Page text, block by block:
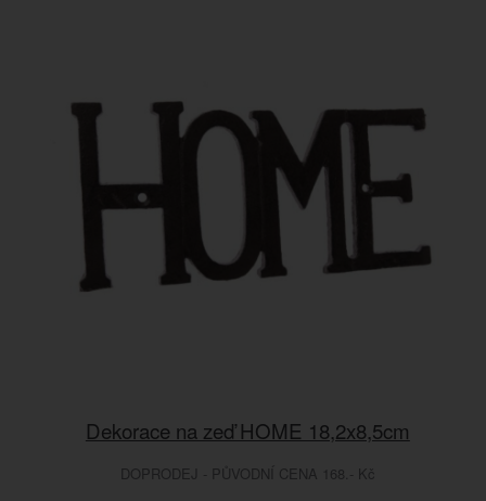
Dekorace na zeď HOME 18,2x8,5cm
DOPRODEJ - PŮVODNÍ CENA 168.- Kč